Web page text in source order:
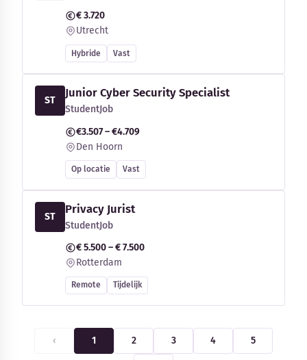
€ 3.720
Utrecht
Hybride Vast
ST
Junior Cyber Security Specialist
StudentJob
€3.507 – €4.709
Den Hoorn
Op locatie Vast
ST
Privacy Jurist
StudentJob
€ 5.500 – € 7.500
Rotterdam
Remote Tijdelijk
‹ 1 2 3 4 5